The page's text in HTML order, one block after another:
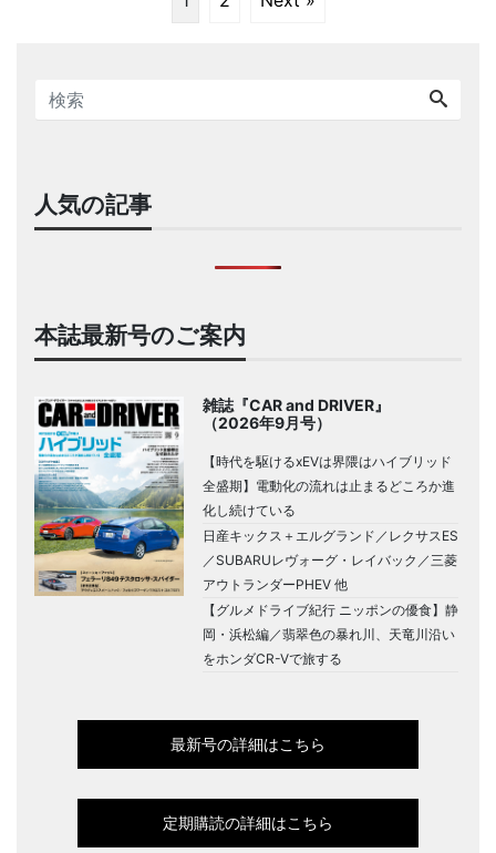
人気の記事
本誌最新号のご案内
雑誌『CAR and DRIVER』
（2026年9月号）
【時代を駆けるxEVは界隈はハイブリッド
全盛期】電動化の流れは止まるどころか進
化し続けている
日産キックス＋エルグランド／レクサスES
／SUBARUレヴォーグ・レイバック／三菱
アウトランダーPHEV 他
【グルメドライブ紀行 ニッポンの優食】静
岡・浜松編／翡翠色の暴れ川、天竜川沿い
をホンダCR-Vで旅する
最新号の詳細はこちら
定期購読の詳細はこちら